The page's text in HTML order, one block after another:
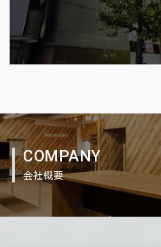
COMPANY
会社概要